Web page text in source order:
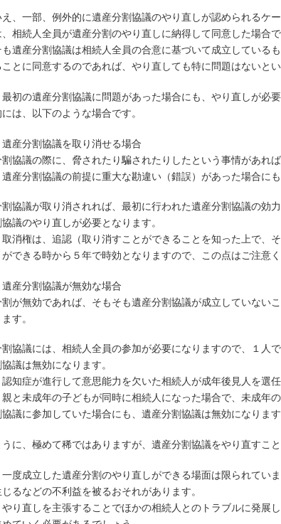
え、一部、例外的に遺産分割協議のやり直しが認められるケー
相続人全員が遺産分割のやり直しに納得して同意した場合で
も遺産分割協議は相続人全員の合意に基づいて成立している
とに同意するのであれば、やり直しても特に問題はないとい
最初の遺産分割協議に問題があった場合にも、やり直しが必
は、以下のような場合です。
遺産分割協議を取り消せる場合
協議の際に、脅されたり騙されたりしたという事情があれ
遺産分割協議の前提に重大な勘違い（錯誤）があった場合に
協議が取り消されれば、最初に行われた遺産分割協議の効
議のやり直しが必要となります。
取消権は、追認（取り消すことができることを知った上で、
できる時から５年で時効となりますので、この点はご注意く
遺産分割協議が無効な場合
が無効であれば、そもそも遺産分割協議が成立していない
す。
協議には、相続人全員の参加が必要になりますので、１人
議は無効になります。
認知症が進行して意思能力を欠いた相続人が成年後見人を選
と未成年の子どもが同時に相続人になった場合で、未成年
議に参加していた場合にも、遺産分割協議は無効になります
うに、極めて稀ではありますが、遺産分割協議をやり直すこ
一度成立した遺産分割のやり直しができる場面は限られてい
るなどの不利益を被るおそれがあります。
やり直しを主張することでほかの相続人とのトラブルに発展